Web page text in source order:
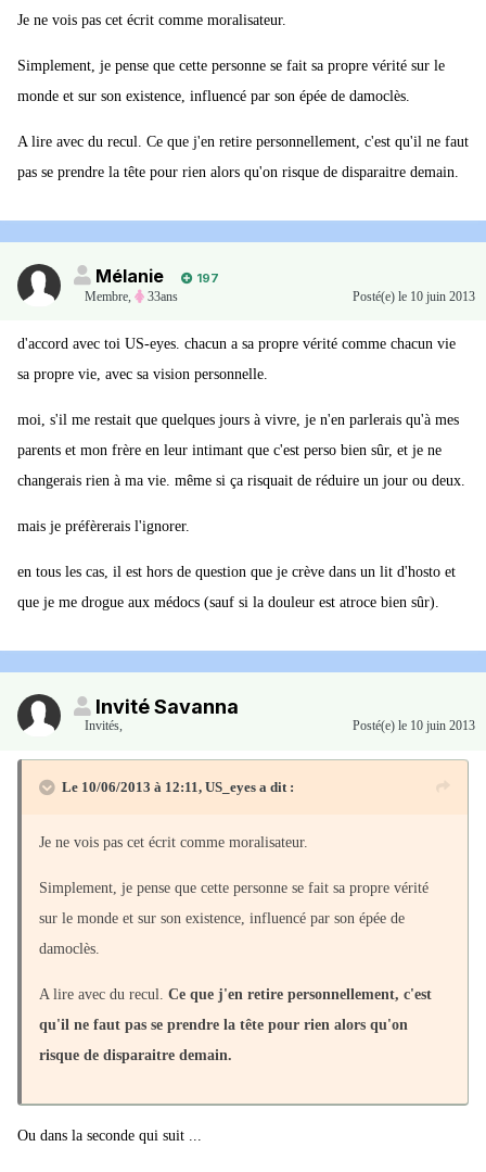
Je ne vois pas cet écrit comme moralisateur.
Simplement, je pense que cette personne se fait sa propre vérité sur le
monde et sur son existence, influencé par son épée de damoclès.
A lire avec du recul. Ce que j'en retire personnellement, c'est qu'il ne faut
pas se prendre la tête pour rien alors qu'on risque de disparaitre demain.
Mélanie
197
Membre, 33ans Posté(e) le 10 juin 2013
d'accord avec toi US-eyes. chacun a sa propre vérité comme chacun vie
sa propre vie, avec sa vision personnelle.
moi, s'il me restait que quelques jours à vivre, je n'en parlerais qu'à mes
parents et mon frère en leur intimant que c'est perso bien sûr, et je ne
changerais rien à ma vie. même si ça risquait de réduire un jour ou deux.
mais je préfèrerais l'ignorer.
en tous les cas, il est hors de question que je crève dans un lit d'hosto et
que je me drogue aux médocs (sauf si la douleur est atroce bien sûr).
Invité Savanna
Invités, Posté(e) le 10 juin 2013
Le 10/06/2013 à 12:11, US_eyes a dit :
Je ne vois pas cet écrit comme moralisateur.
Simplement, je pense que cette personne se fait sa propre vérité
sur le monde et sur son existence, influencé par son épée de
damoclès.
A lire avec du recul. Ce que j'en retire personnellement, c'est
qu'il ne faut pas se prendre la tête pour rien alors qu'on
risque de disparaitre demain.
Ou dans la seconde qui suit ...